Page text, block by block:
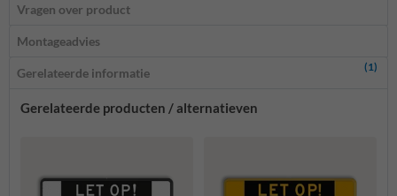
Vragen over product
Montageadvies
Gerelateerde informatie (1)
Gerelateerde producten / alternatieven